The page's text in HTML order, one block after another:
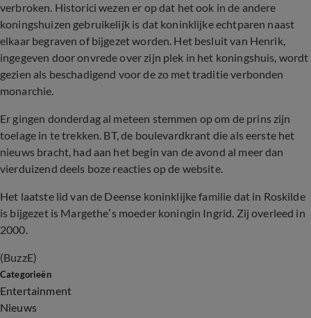
verbroken. Historici wezen er op dat het ook in de andere
koningshuizen gebruikelijk is dat koninklijke echtparen naast
elkaar begraven of bijgezet worden. Het besluit van Henrik,
ingegeven door onvrede over zijn plek in het koningshuis, wordt
gezien als beschadigend voor de zo met traditie verbonden
monarchie.
Er gingen donderdag al meteen stemmen op om de prins zijn
toelage in te trekken. BT, de boulevardkrant die als eerste het
nieuws bracht, had aan het begin van de avond al meer dan
vierduizend deels boze reacties op de website.
Het laatste lid van de Deense koninklijke familie dat in Roskilde
is bijgezet is Margethe’s moeder koningin Ingrid. Zij overleed in
2000.
(BuzzE)
Categorieën
Entertainment
Nieuws